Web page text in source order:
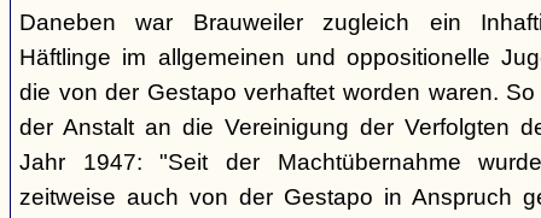
Daneben war Brauweiler zugleich ein
Häftlinge im allgemeinen und oppositionelle
die von der Gestapo verhaftet worden waren.
der Anstalt an die Vereinigung der Verfolgten
Jahr 1947: "Seit der Machtübernahme
zeitweise auch von der Gestapo in Anspruch